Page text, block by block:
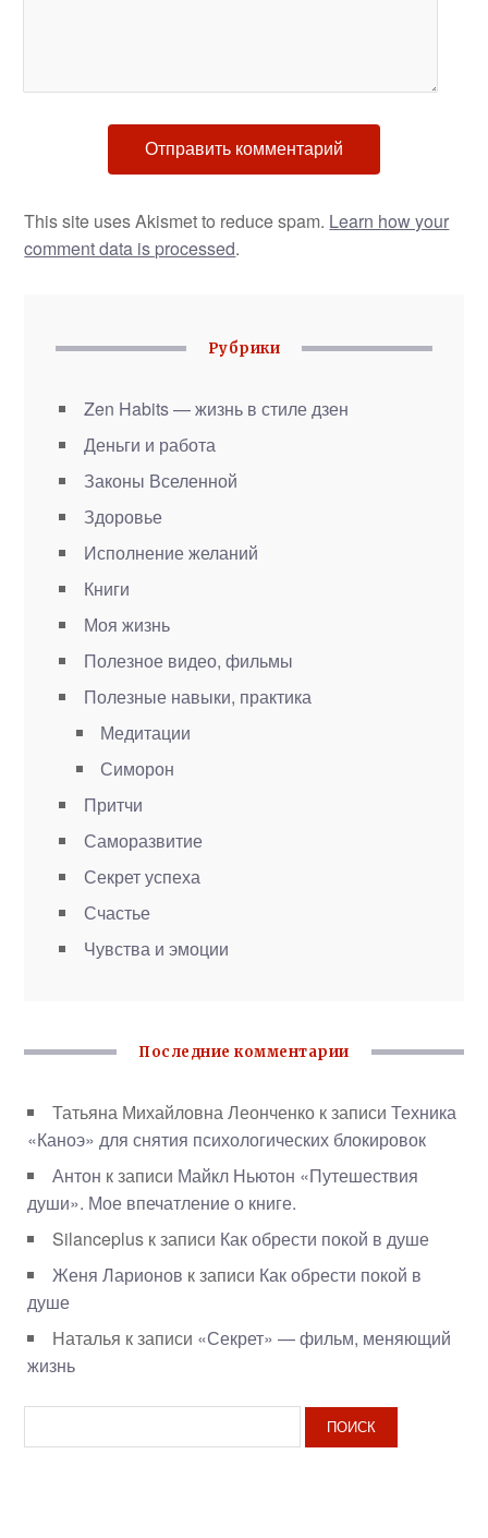
This site uses Akismet to reduce spam. Learn how your
comment data is processed.
Рубрики
Zen Habits — жизнь в стиле дзен
Деньги и работа
Законы Вселенной
Здоровье
Исполнение желаний
Книги
Моя жизнь
Полезное видео, фильмы
Полезные навыки, практика
Медитации
Симорон
Притчи
Саморазвитие
Секрет успеха
Счастье
Чувства и эмоции
Последние комментарии
Татьяна Михайловна Леонченко к записиТехника
«Каноэ» для снятия психологических блокировок
Антон к записи Майкл Ньютон «Путешествия
души». Мое впечатление о книге.
Silanceplus к записи Как обрести покой в душе
Женя Ларионов к записи Как обрести покой в
душе
Наталья к записи «Секрет» — фильм, меняющий
жизнь